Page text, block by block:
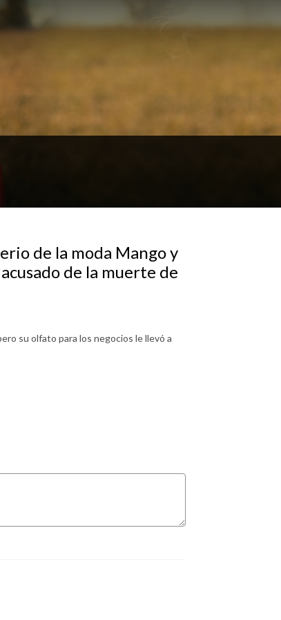
de la moda Mango y
de la muerte de
su olfato para los negocios le llevó a